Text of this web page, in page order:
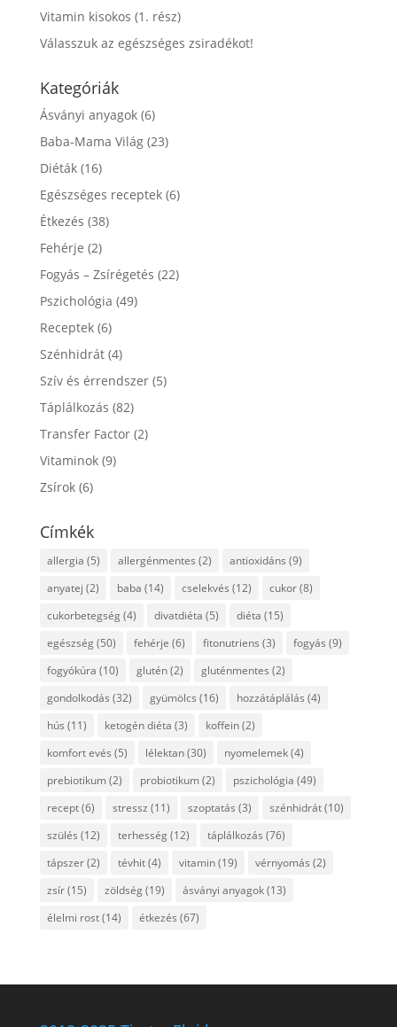
Vitamin kisokos (1. rész)
Válasszuk az egészséges zsiradékot!
Kategóriák
Ásványi anyagok(6)
Baba-Mama Világ(23)
Diéták(16)
Egészséges receptek(6)
Étkezés (38)
Fehérje (2)
Fogyás – Zsírégetés (22)
Pszichológia (49)
Receptek(6)
Szénhidrát(4)
Szív és érrendszer(5)
Táplálkozás (82)
Transfer Factor(2)
Vitaminok(9)
Zsírok(6)
Címkék
allergia (5) allergénmentes (2) antioxidáns (9)
anyatej (2) baba (14) cselekvés (12) cukor(8)
cukorbetegség(4) divatdiéta (5) diéta (15)
egészség(50) fehérje (6) fitonutriens (3) fogyás (9)
fogyókúra (10) glutén(2) gluténmentes (2)
gondolkodás (32) gyümölcs (16) hozzátáplálás (4)
hús (11) ketogén diéta (3) koffein(2)
komfort evés (5) lélektan(30) nyomelemek(4)
prebiotikum(2) probiotikum(2) pszichológia (49)
recept(6) stressz (11) szoptatás (3) szénhidrát(10)
szülés (12) terhesség(12) táplálkozás (76)
tápszer(2) tévhit(4) vitamin(19) vérnyomás (2)
zsír(15) zöldség(19) ásványi anyagok(13)
élelmi rost(14) étkezés (67)